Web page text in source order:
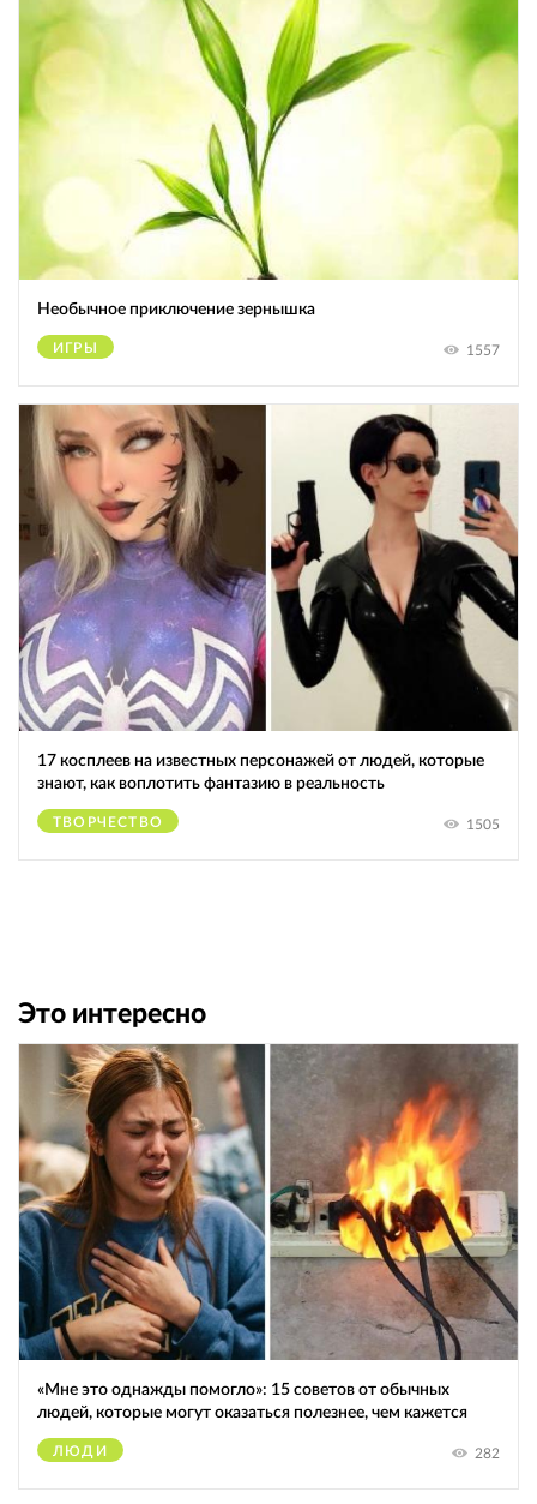
Необычное приключение зернышка
ИГРЫ 1557
17 косплеев на известных персонажей от людей, которые
знают, как воплотить фантазию в реальность
ТВОРЧЕСТВО 1505
Это интересно
«Мне это однажды помогло»: 15 советов от обычных
людей, которые могут оказаться полезнее, чем кажется
ЛЮДИ 282